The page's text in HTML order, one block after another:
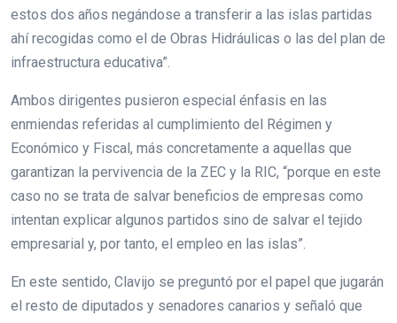
estos dos años negándose a transferir a las islas partidas
ahí recogidas como el de Obras Hidráulicas o las del plan de
infraestructura educativa”.
Ambos dirigentes pusieron especial énfasis en las
enmiendas referidas al cumplimiento del Régimen y
Económico y Fiscal, más concretamente a aquellas que
garantizan la pervivencia de la ZEC y la RIC, “porque en este
caso no se trata de salvar beneficios de empresas como
intentan explicar algunos partidos sino de salvar el tejido
empresarial y, por tanto, el empleo en las islas”.
En este sentido, Clavijo se preguntó por el papel que jugarán
el resto de diputados y senadores canarios y señaló que